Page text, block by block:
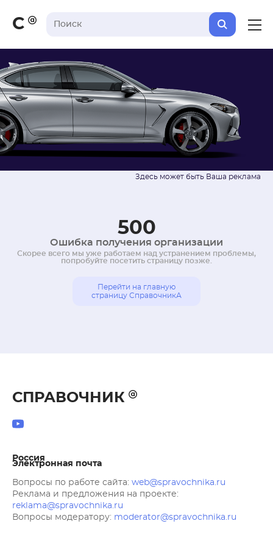
С
500
Ошибка получения организации
Скорее всего мы уже работаем над устранением проблемы,
попробуйте посетить страницу позже.
Перейти на главную
страницу СправочникА
СПРАВОЧНИК
Россия
Электронная почта
Вопросы по работе сайта: web@spravochnika.ru
Реклама и предложения на проекте:
reklama@spravochnika.ru
Вопросы модератору: moderator@spravochnika.ru